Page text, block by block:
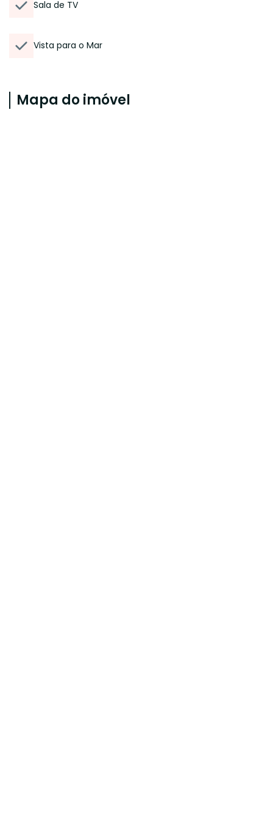
Sala de TV
Vista para o Mar
Mapa do imóvel